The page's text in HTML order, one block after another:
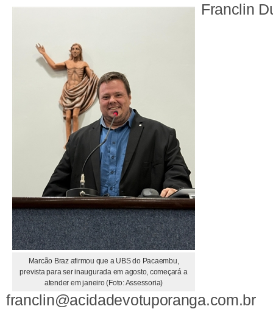
Marcão Braz afirmou que a UBS do Pacaembu,
prevista para ser inaugurada em agosto, começará a
atender em janeiro (Foto: Assessoria)
Franclin
franclin@acidadevotuporanga.com.br